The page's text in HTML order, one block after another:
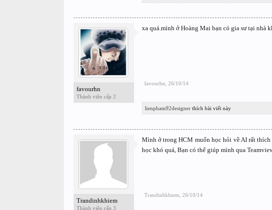
favourhn
Thành viên cấp 2
xa quá.mình ở Hoàng Mai bạn có gia sư tại nhà
favourhn 26/10/14
lienpham92designerthích bài viết này
Trandinhkhiem
Thành viên cấp 3
Mình ở trong HCM muốn học hỏi về AI rất
học khó quá, Bạn có thể giúp mình qua
Trandinhkhiem 26/10/14